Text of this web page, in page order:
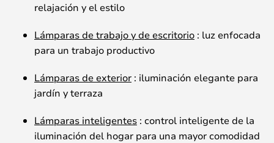
relajación yelestilo
Lámparas de trabajoy de escritorio : luzenfocada
para un trabajo productivo
Lámparas de exterior : iluminación elegante para
jardín yterraza
Lámparas inteligentes : control inteligentede la
iluminación del hogar para una mayorcomodidad